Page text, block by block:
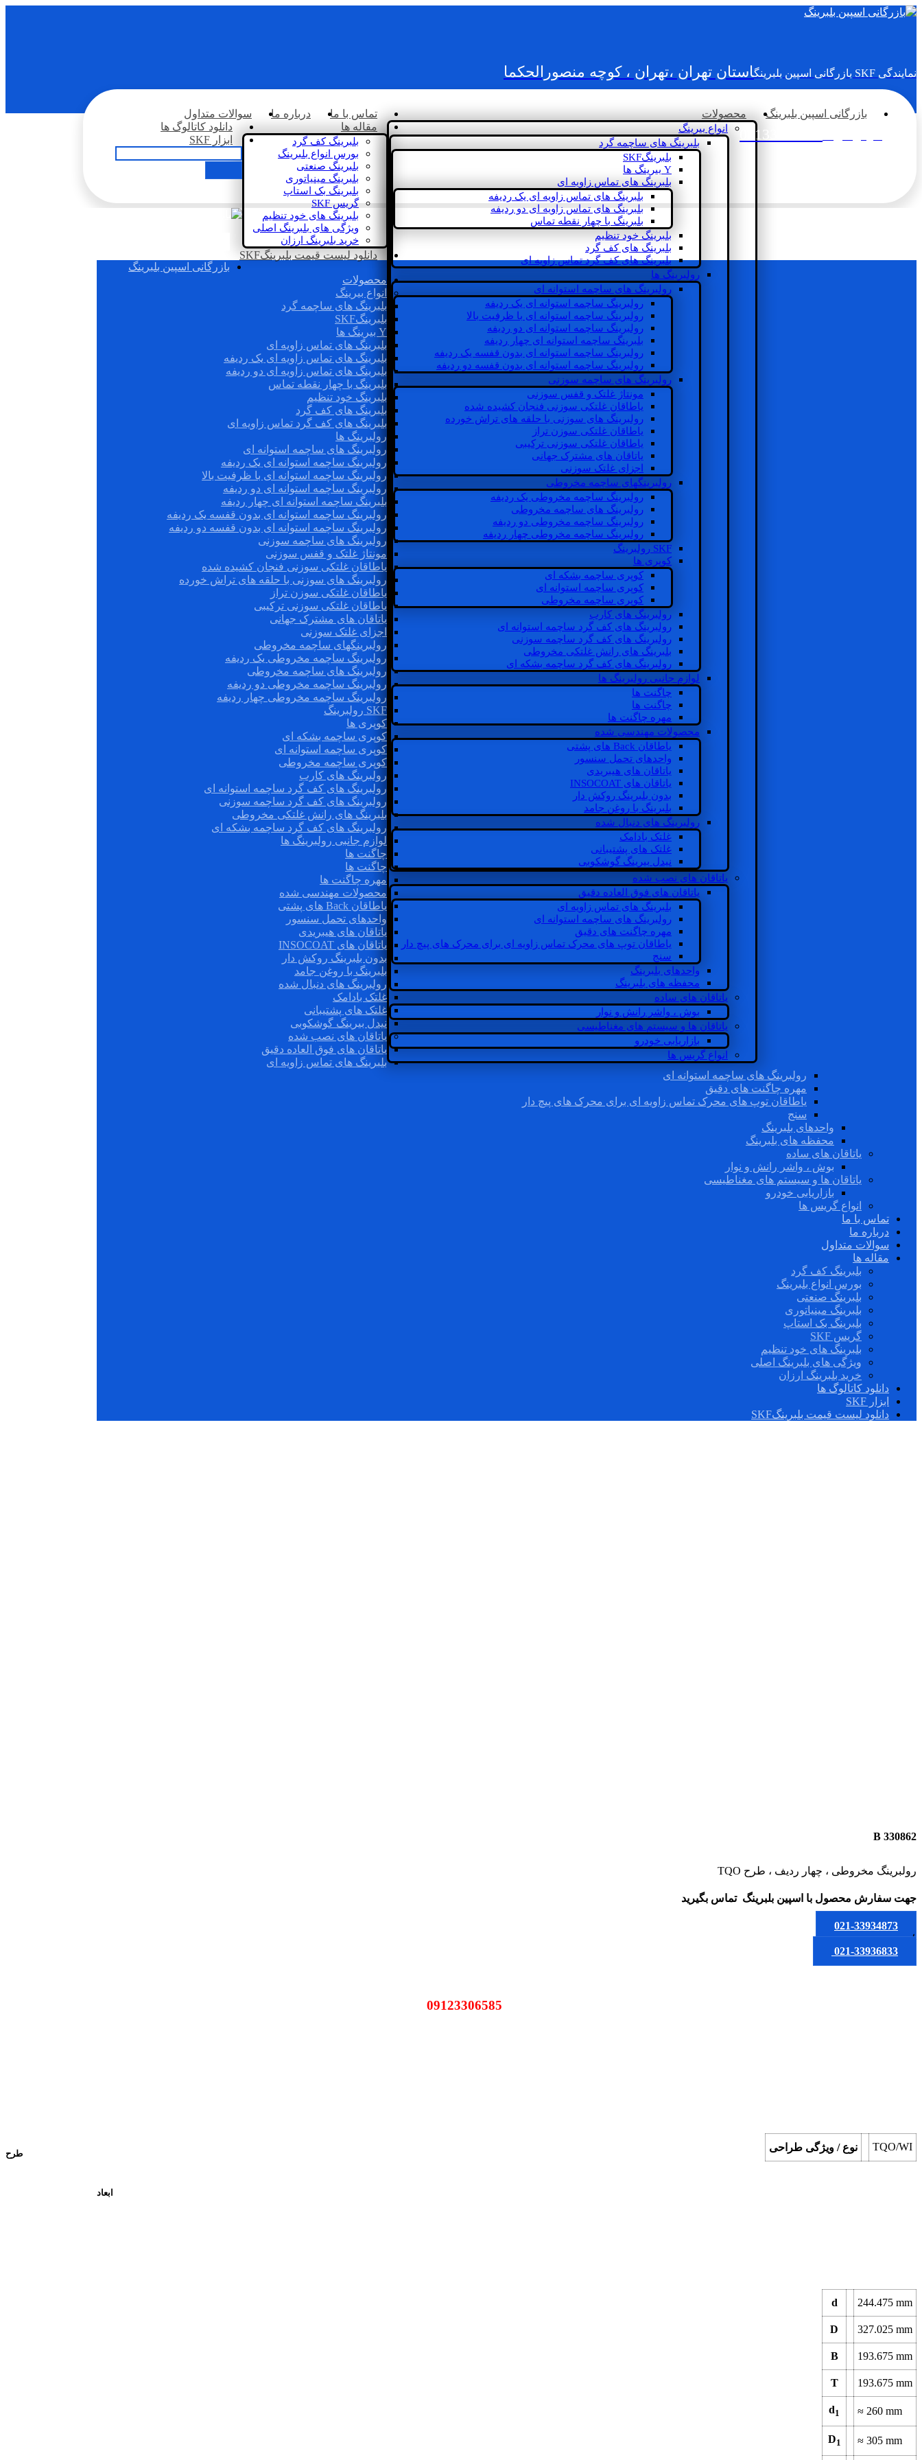
نمایندگی SKF بازرگانی اسپین بلبرینگ استان تهران ،تهران ، کوچه منصورالحکما
02133936833
بازرگانی اسپین بلبرینگ محصولات
انواع بیرینگ
بلبرینگ های ساچمه گرد
بلبرینگSKF
Y بیرینگ ها
بلبرینگ های تماس زاویه ای
بلبرینگ های تماس زاویه ای یک ردیفه
بلبرینگ های تماس زاویه ای دو ردیفه
بلبرینگ با چهار نقطه تماس
بلبرینگ خود تنظیم
بلبرینگ های کف گرد
بلبرینگ های کف گرد تماس زاویه ای
رولبرینگ ها
رولبرینگ های ساچمه استوانه ای
رولبرینگ ساچمه استوانه ای یک ردیفه
رولبرینگ ساچمه استوانه ای با ظرفیت بالا
رولبرینگ ساچمه استوانه ای دو ردیفه
بلبرینگ ساچمه استوانه ای چهار ردیفه
رولبرینگ ساچمه استوانه ای بدون قفسه یک ردیفه
رولبرینگ ساچمه استوانه ای بدون قفسه دو ردیفه
رولبرینگ های ساچمه سوزنی
مونتاژ غلتک و قفس سوزنی
یاطاقان غلتکی سوزنی فنجان کشیده شده
رولبرینگ های سوزنی با حلقه های تراش خورده
یاطاقان غلتکی سوزن تراز
یاطاقان غلتکی سوزنی ترکیبی
یاتاقان های مشترک جهانی
اجزای غلتک سوزنی
رولبرینگهای ساچمه مخروطی
رولبرینگ ساچمه مخروطی یک ردیفه
رولبرینگ های ساچمه مخروطی
رولبرینگ ساچمه مخروطی دو ردیفه
رولبرینگ ساچمه مخروطی چهار ردیفه
SKF رولبرینگ
کوپری ها
کوپری ساچمه بشکه ای
کوپری ساچمه استوانه ای
کوپری ساچمه مخروطی
رولبرینگ های کارب
رولبرینگ های کف گرد ساچمه استوانه ای
رولبرینگ های کف گرد ساچمه سوزنی
بلبرینگ های رانش غلتکی مخروطی
رولبرینگ های کف گرد ساچمه بشکه ای
لوازم جانبی رولبرینگ ها
چاگنت ها
چاگنت ها
مهره چاگنت ها
محصولات مهندسی شده
یاطاقان Back های پشتی
واحدهای تحمل سنسور
یاتاقان های هیبریدی
یاتاقان های INSOCOAT
بدون بلبرینگ روکش دار
بلبرینگ با روغن جامد
رولبرینگ های دنبال شده
غلتک بادامک
غلتک های پشتیبانی
نیدل بیرینگ گوشکوبی
یاتاقان های نصب شده
یاتاقان های فوق العاده دقیق
بلبرینگ های تماس زاویه ای
رولبرینگ های ساچمه استوانه ای
مهره چاگنت های دقیق
یاطاقان توپ های محرک تماس زاویه ای برای محرک های پیچ دار
سنج
واحدهای بلبرینگ
محفظه های بلبرینگ
یاتاقان های ساده
بوش ، واشر رانش و نوار
یاتاقان ها و سیستم های مغناطیسی
بازاریابی خودرو
انواع گریس ها
تماس با ما درباره ما
سوالات متداول
مقاله ها
بلبرینگ کف گرد
بورس انواع بلبرینگ
بلبرینگ صنعتی
بلبرینگ مینیاتوری
بلبرینگ بک استاپ
گریس SKF
بلبرینگ های خود تنظیم
ویژگی های بلبرینگ اصلی
خرید بلبرینگ ارزان
دانلود کاتالوگ ها
ابزار SKF
دانلود لیست قیمت بلبرینگSKF
بازرگانی اسپین بلبرینگ
محصولات
انواع بیرینگ
بلبرینگ های ساچمه گرد
بلبرینگSKF
Y بیرینگ ها
بلبرینگ های تماس زاویه ای
بلبرینگ های تماس زاویه ای یک ردیفه
بلبرینگ های تماس زاویه ای دو ردیفه
بلبرینگ با چهار نقطه تماس
بلبرینگ خود تنظیم
بلبرینگ های کف گرد
بلبرینگ های کف گرد تماس زاویه ای
رولبرینگ ها
رولبرینگ های ساچمه استوانه ای
رولبرینگ ساچمه استوانه ای یک ردیفه
رولبرینگ ساچمه استوانه ای با ظرفیت بالا
رولبرینگ ساچمه استوانه ای دو ردیفه
بلبرینگ ساچمه استوانه ای چهار ردیفه
رولبرینگ ساچمه استوانه ای بدون قفسه یک ردیفه
رولبرینگ ساچمه استوانه ای بدون قفسه دو ردیفه
رولبرینگ های ساچمه سوزنی
مونتاژ غلتک و قفس سوزنی
یاطاقان غلتکی سوزنی فنجان کشیده شده
رولبرینگ های سوزنی با حلقه های تراش خورده
یاطاقان غلتکی سوزن تراز
یاطاقان غلتکی سوزنی ترکیبی
یاتاقان های مشترک جهانی
اجزای غلتک سوزنی
رولبرینگهای ساچمه مخروطی
رولبرینگ ساچمه مخروطی یک ردیفه
رولبرینگ های ساچمه مخروطی
رولبرینگ ساچمه مخروطی دو ردیفه
رولبرینگ ساچمه مخروطی چهار ردیفه
SKF رولبرینگ
کوپری ها
کوپری ساچمه بشکه ای
کوپری ساچمه استوانه ای
کوپری ساچمه مخروطی
رولبرینگ های کارب
رولبرینگ های کف گرد ساچمه استوانه ای
رولبرینگ های کف گرد ساچمه سوزنی
بلبرینگ های رانش غلتکی مخروطی
رولبرینگ های کف گرد ساچمه بشکه ای
لوازم جانبی رولبرینگ ها
چاگنت ها
چاگنت ها
مهره چاگنت ها
محصولات مهندسی شده
یاطاقان Back های پشتی
واحدهای تحمل سنسور
یاتاقان های هیبریدی
یاتاقان های INSOCOAT
بدون بلبرینگ روکش دار
بلبرینگ با روغن جامد
رولبرینگ های دنبال شده
غلتک بادامک
غلتک های پشتیبانی
نیدل بیرینگ گوشکوبی
یاتاقان های نصب شده
یاتاقان های فوق العاده دقیق
بلبرینگ های تماس زاویه ای
رولبرینگ های ساچمه استوانه ای
مهره چاگنت های دقیق
یاطاقان توپ های محرک تماس زاویه ای برای محرک های پیچ دار
سنج
واحدهای بلبرینگ
محفظه های بلبرینگ
یاتاقان های ساده
بوش ، واشر رانش و نوار
یاتاقان ها و سیستم های مغناطیسی
بازاریابی خودرو
انواع گریس ها
تماس با ما
درباره ما
سوالات متداول
مقاله ها
بلبرینگ کف گرد
بورس انواع بلبرینگ
بلبرینگ صنعتی
بلبرینگ مینیاتوری
بلبرینگ بک استاپ
گریس SKF
بلبرینگ های خود تنظیم
ویژگی های بلبرینگ اصلی
خرید بلبرینگ ارزان
دانلود کاتالوگ ها
ابزار SKF
دانلود لیست قیمت بلبرینگSKF
330862 B
رولبرینگ مخروطی ، چهار ردیف ، طرح TQO
جهت سفارش محصول با اسپین بلبرینگ تماس بگیرید
021-33934873
یا
021-33936833
طرح
نوع / ویژگی طراحی TQO/WI
ابعاد
d 244.475 mm
D 327.025 mm
B 193.675 mm
T 193.675 mm
d1 ≈ 260 mm
D1 ≈ 305 mm